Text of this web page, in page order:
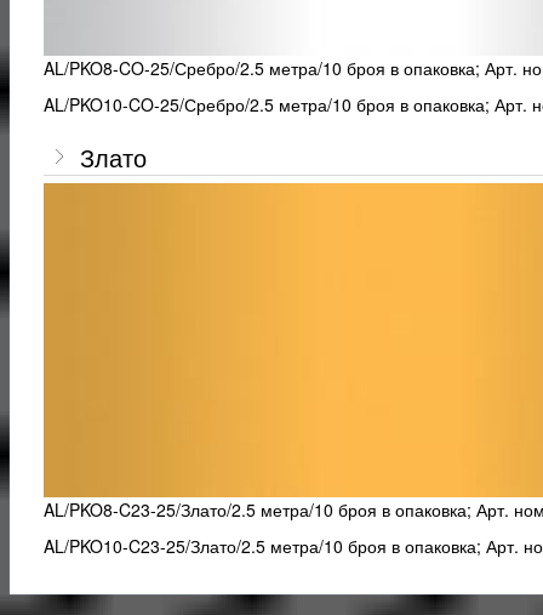
AL/PKO8-CO-25/Сребро/2.5 метра/10 броя в опаковка; Арт.
AL/PKO10-CO-25/Сребро/2.5 метра/10 броя в опаковка; Арт.
Злато
AL/PKO8-C23-25/Злато/2.5 метра/10 броя в опаковка; Арт.
AL/PKO10-C23-25/Злато/2.5 метра/10 броя в опаковка; Арт.